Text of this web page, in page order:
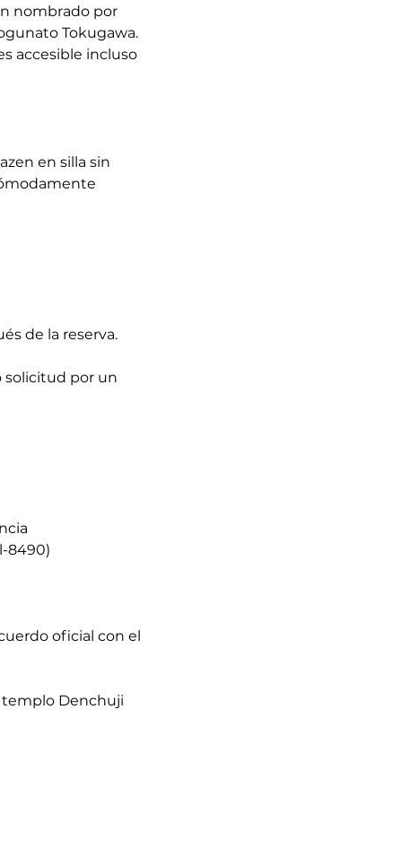
nombrado por
Tokugawa.
accesible incluso
en silla sin
de la reserva.
solicitud por un
8490)
oficial con el
templo Denchuji